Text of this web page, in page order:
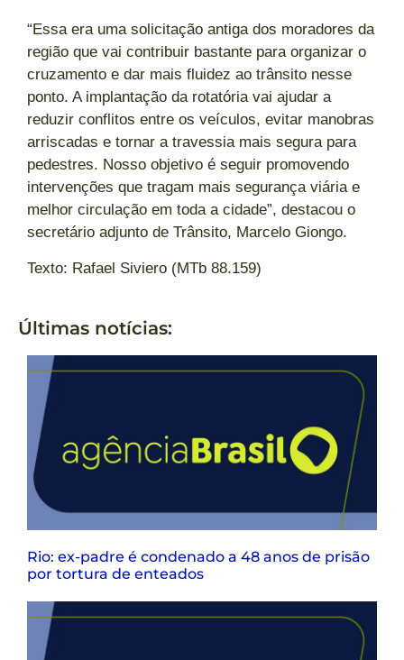
“Essa era uma solicitação antiga dos moradores da
região que vai contribuir bastante para organizar o
cruzamento e dar mais fluidez ao trânsito nesse
ponto. A implantação da rotatória vai ajudar a
reduzir conflitos entre os veículos, evitar manobras
arriscadas e tornar a travessia mais segura para
pedestres. Nosso objetivo é seguir promovendo
intervenções que tragam mais segurança viária e
melhor circulação em toda a cidade”, destacou o
secretário adjunto de Trânsito, Marcelo Giongo.
Texto: Rafael Siviero (MTb 88.159)
Últimas notícias:
Rio: ex-padre é condenado a 48 anos de prisão
por tortura de enteados